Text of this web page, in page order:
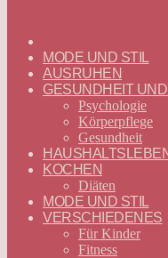
—
DEUTSCH
MODE UND STIL
AUSRUHEN
GESUNDHEIT
Psychologie
Körperpflege
Gesundheit
KOCHEN
Diäten
MODE UND STIL
VERSCHIEDENES
Für Kinder
Fitness